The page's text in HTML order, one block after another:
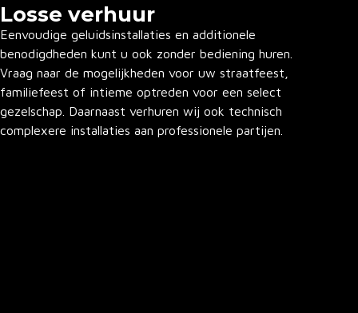
Losse verhuur
Eenvoudige geluidsinstallaties en additionele
benodigdheden kunt u ook zonder bediening huren.
Vraag naar de mogelijkheden voor uw straatfeest,
familiefeest of intieme optreden voor een select
gezelschap. Daarnaast verhuren wij ook technisch
complexere installaties aan professionele partijen.